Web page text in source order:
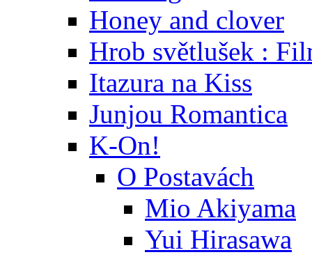
Honey and clover
Hrob světlušek :
Itazura na Kiss
Junjou Romantica
K-On!
O Postavách
Mio Akiyama
Yui Hirasawa